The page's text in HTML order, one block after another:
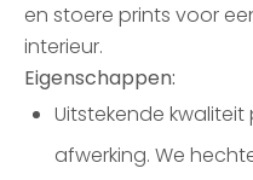
en stoere prints voor
interieur.
Eigenschappen:
Uitstekende
afwerking. We